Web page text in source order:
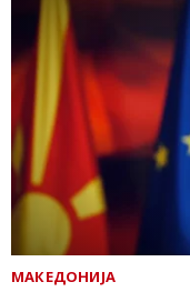
МАКЕДОНИЈА